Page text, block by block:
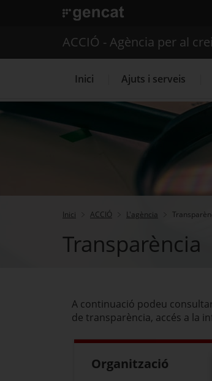
. Obre en una nova finestra.
Serveis
ACCIÓ - Agència per al
Inici Ajuts i serveis
Inici ACCIÓ L'agència
Transparència
A continuació podeu
de transparència, accés a la
Organització